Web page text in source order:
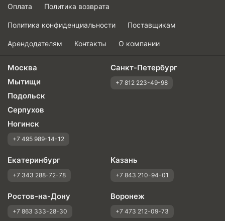
Оплата Политика возврата
Политика конфиденциальности Поставщикам
Арендодателям Контакты О компании
Москва
Мытищи
Подольск
Серпухов
Ногинск
+7 495 989-14-12
Санкт-Петербург
+7 812 223-49-98
Екатеринбург
+7 343 288-72-78
Казань
+7 843 210-94-01
Ростов-на-Дону
+7 863 333-28-30
Воронеж
+7 473 212-09-73